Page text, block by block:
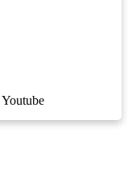
Youtube